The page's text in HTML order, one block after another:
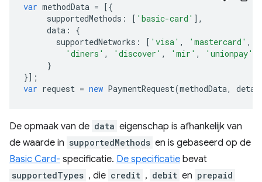
var methodData = [{
supportedMethods : [ 'basic-card' ],
data :
{
supportedNetworks : [ 'visa' , 'mastercard' ,
'diners' , 'discover' , 'mir' , 'unionpay'
}
}];
var request = new PaymentRequest(methodData,
De opmaak van de data eigenschap is afhankelijk van
de waarde in supportedMethods en is gebaseerd op de
Basic Card- specificatie. De specificatie bevat
supportedTypes , die credit , debit en prepaid